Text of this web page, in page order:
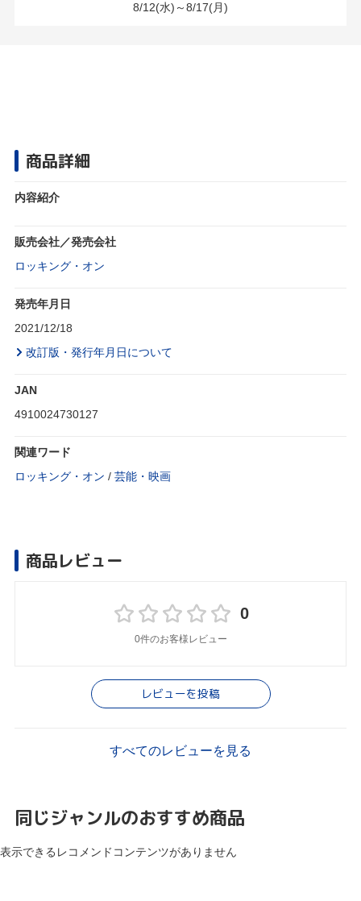
8/12(水)～8/17(月)
商品詳細
内容紹介
販売会社／発売会社
ロッキング・オン
発売年月日
2021/12/18
改訂版・発行年月日について
JAN
4910024730127
関連ワード
ロッキング・オン / 芸能・映画
商品レビュー
0
0件のお客様レビュー
レビューを投稿
すべてのレビューを見る
同じジャンルのおすすめ商品
表示できるレコメンドコンテンツがありません